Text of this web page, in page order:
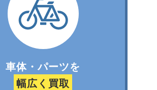
車体・パーツを
幅広く買取